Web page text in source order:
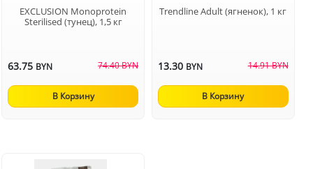
EXCLUSION Monoprotein
Sterilised (тунец), 1,5 кг
63.75 BYN 74.40 BYN
В Корзину
Trendline Adult (ягненок), 1 кг
13.30 BYN 14.91 BYN
В Корзину